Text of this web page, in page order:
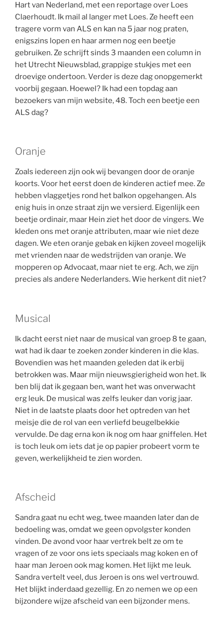
Hart van Nederland, met een reportage over Loes
Claerhoudt. Ik mail al langer met Loes. Ze heeft een
tragere vorm van ALS en kan na 5 jaar nog praten,
enigszins lopen en haar armen nog een beetje
gebruiken. Ze schrijft sinds 3 maanden een column in
het Utrecht Nieuwsblad, grappige stukjes met een
droevige ondertoon. Verder is deze dag onopgemerkt
voorbij gegaan. Hoewel? Ik had een topdag aan
bezoekers van mijn website, 48. Toch een beetje een
ALS dag?
Oranje
Zoals iedereen zijn ook wij bevangen door de oranje
koorts. Voor het eerst doen de kinderen actief mee. Ze
hebben vlaggetjes rond het balkon opgehangen. Als
enig huis in onze straat zijn we versierd. Eigenlijk een
beetje ordinair, maar Hein ziet het door de vingers. We
kleden ons met oranje attributen, maar wie niet deze
dagen. We eten oranje gebak en kijken zoveel mogelijk
met vrienden naar de wedstrijden van oranje. We
mopperen op Advocaat, maar niet te erg. Ach, we zijn
precies als andere Nederlanders. Wie herkent dit niet?
Musical
Ik dacht eerst niet naar de musical van groep 8 te gaan,
wat had ik daar te zoeken zonder kinderen in die klas.
Bovendien was het maanden geleden dat ik erbij
betrokken was. Maar mijn nieuwsgierigheid won het. Ik
ben blij dat ik gegaan ben, want het was onverwacht
erg leuk. De musical was zelfs leuker dan vorig jaar.
Niet in de laatste plaats door het optreden van het
meisje die de rol van een verliefd beugelbekkie
vervulde. De dag erna kon ik nog om haar gniffelen. Het
is toch leuk om iets dat je op papier probeert vorm te
geven, werkelijkheid te zien worden.
Afscheid
Sandra gaat nu echt weg, twee maanden later dan de
bedoeling was, omdat we geen opvolgster konden
vinden. De avond voor haar vertrek belt ze om te
vragen of ze voor ons iets speciaals mag koken en of
haar man Jeroen ook mag komen. Het lijkt me leuk.
Sandra vertelt veel, dus Jeroen is ons wel vertrouwd.
Het blijkt inderdaad gezellig. En zo nemen we op een
bijzondere wijze afscheid van een bijzonder mens.